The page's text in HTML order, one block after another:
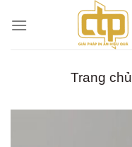
đến
Trang chủ